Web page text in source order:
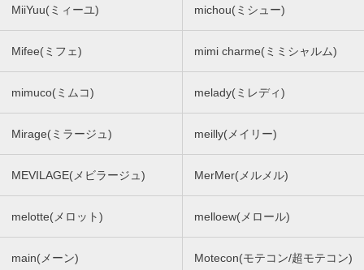
MiiYuu(ミィーユ) michou(ミシュー)
Mifee(ミフェ) mimi charme(ミミシャルム)
mimuco(ミムコ) melady(ミレディ)
Mirage(ミラージュ) meilly(メイリー)
MEVILAGE(メビラージュ) MerMer(メルメル)
melotte(メロット) melloew(メロール)
main(メーン) Motecon(モテコン/超モテコン)